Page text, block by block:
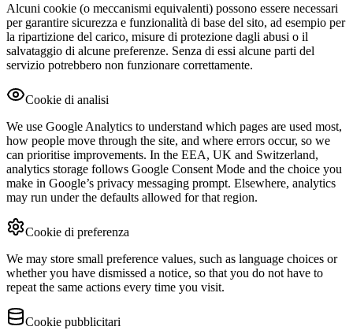
Alcuni cookie (o meccanismi equivalenti) possono essere necessari
per garantire sicurezza e funzionalità di base del sito, ad esempio per
la ripartizione del carico, misure di protezione dagli abusi o il
salvataggio di alcune preferenze. Senza di essi alcune parti del
servizio potrebbero non funzionare correttamente.
Cookie di analisi
We use Google Analytics to understand which pages are used most,
how people move through the site, and where errors occur, so we
can prioritise improvements. In the EEA, UK and Switzerland,
analytics storage follows Google Consent Mode and the choice you
make in Google’s privacy messaging prompt. Elsewhere, analytics
may run under the defaults allowed for that region.
Cookie di preferenza
We may store small preference values, such as language choices or
whether you have dismissed a notice, so that you do not have to
repeat the same actions every time you visit.
Cookie pubblicitari